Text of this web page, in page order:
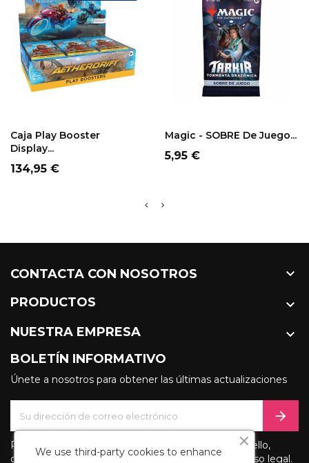
Caja Play Booster
Display...
Precio
134,95 €
Magic - SOBRE De Juego...
Precio
5,95 €
CONTACTA CON NOSOTROS 
PRODUCTOS 
NUESTRA EMPRESA 
BOLETÍN INFORMATIVO
Únete a nosotros para obtener las últimas actualizaciones
Puede darse de baja en cualquier momento. Para ello,
consulte nuestra información de contacto en el aviso legal.
We use third-party cookies to enhance